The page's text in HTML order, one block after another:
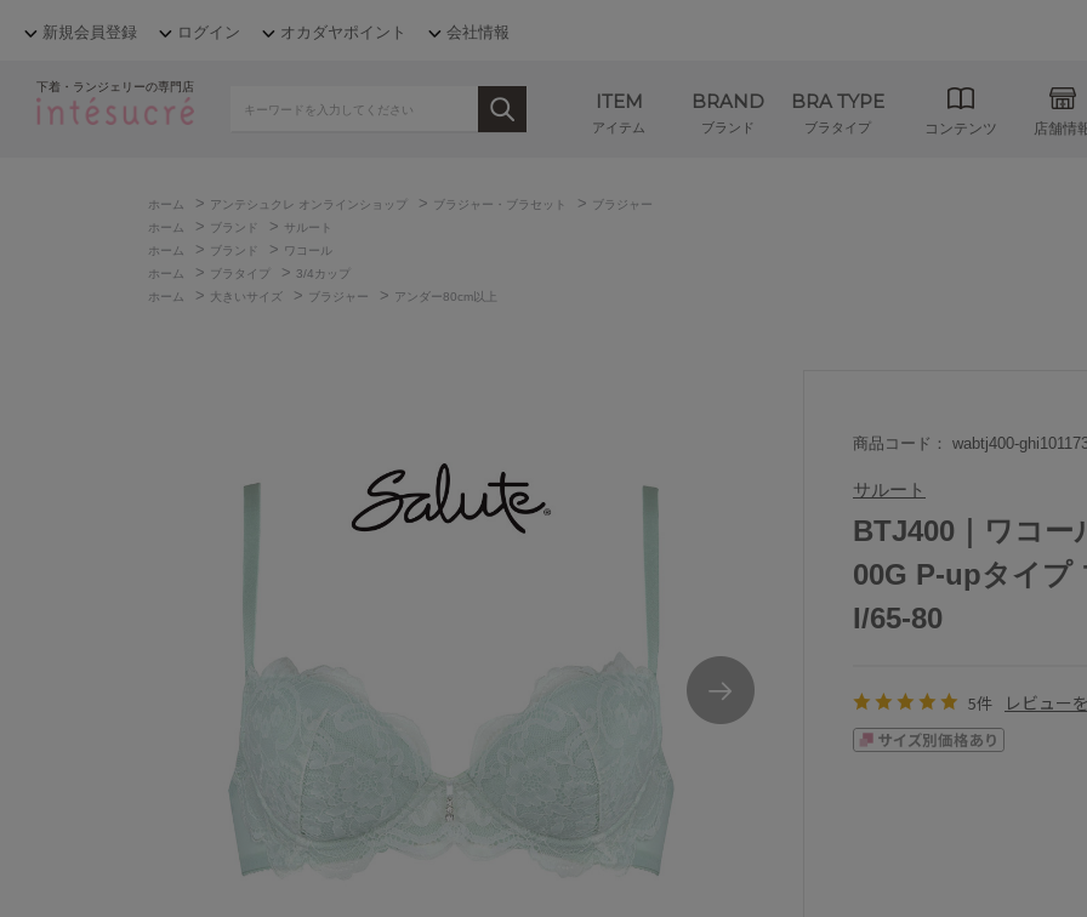
新規会員登録 ログイン オカダヤポイント 会社情報
下着・ランジェリーの専門店
ITEM
アイテム
BRAND
ブランド
BRA TYPE
ブラタイプ コンテンツ 店舗情
ホーム > アンテシュクレ オンラインショップ > ブラジャー・ブラセット > ブラジャー
ホーム
> ブランド > サルート
ホーム
> ブランド > ワコール
ホーム
> ブラタイプ > 3/4カップ
ホーム
> 大きいサイズ > ブラジャー > アンダー80cm以上
商品コード： wabtj400-
サルート
BTJ400｜ワコー
00G P-upタイプ
I/65-80
5件 レビュー